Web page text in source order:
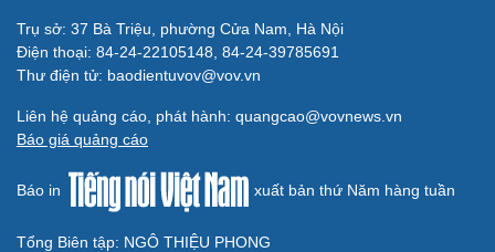
Trụ sở: 37 Bà Triệu, phường Cửa Nam, Hà Nội
Điện thoại: 84-24-22105148, 84-24-39785691
Thư điện tử: baodientuvov@vov.vn
Liên hệ quảng cáo, phát hành: quangcao@vovnews.vn
Báo giá quảng cáo
Báo in xuất bản thứ Năm hàng tuần
Tổng Biên tập: NGÔ THIỆU PHONG